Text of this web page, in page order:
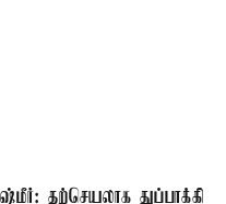
தற்செயலாக துப்பாக்கி